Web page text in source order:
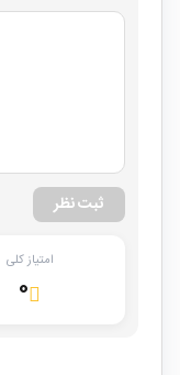
ثبت نظر
امتیاز کلی
۰